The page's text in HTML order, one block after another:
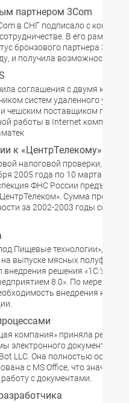
партнером 3Com
в СНГ подписало с
В его рамках
бронзового партнера 3Com,
и получила возможность
соглашения с двумя
систем удаленного
и чешским поставщиком
работы в Internet компанией
к «ЦентрТелекому»
налоговой проверки,
2005 года по 10 марта 2006
ФНС России предъявила
Сумма
за 2002-2003 годы
Пищевые технологии»,
выпуске мясных
внедрения решения
8.0». По мере роста
внедрения
компания» приняла
электронного
LLC. Она полностью
с MS Office, что
с документами.